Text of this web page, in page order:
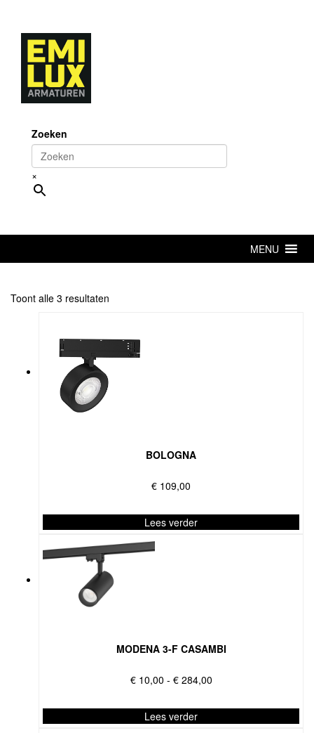
content
Zoeken
×
MENU
Toont alle 3 resultaten
BOLOGNA
€ 109,00
Lees verder
product
meerdere
variaties.
de
productpagina
MODENA 3-F CASAMBI
€10,00 - €284,00Prijsklasse:
tot
€ 284,00
Lees verder